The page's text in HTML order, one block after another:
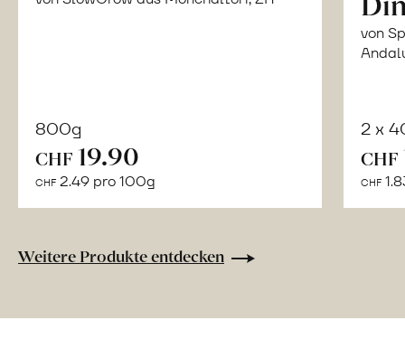
800g
CHF 19.90
CHF 2.49 pro 100g
von
2 x
CHF
CHF
Weitere Produkte entdecken